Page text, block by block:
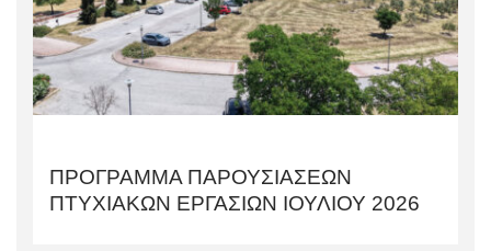
ΠΡΟΓΡΑΜΜΑ ΠΑΡΟΥΣΙΑΣΕΩΝ
ΠΤΥΧΙΑΚΩΝ ΕΡΓΑΣΙΩΝ ΙΟΥΛΙΟΥ 2026